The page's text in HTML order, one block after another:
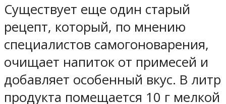
Существует еще один старый
рецепт, который, по мнению
специалистов самогоноварения,
очищает напиток от примесей и
добавляет особенный вкус. В литр
продукта помещается 10 г мелкой